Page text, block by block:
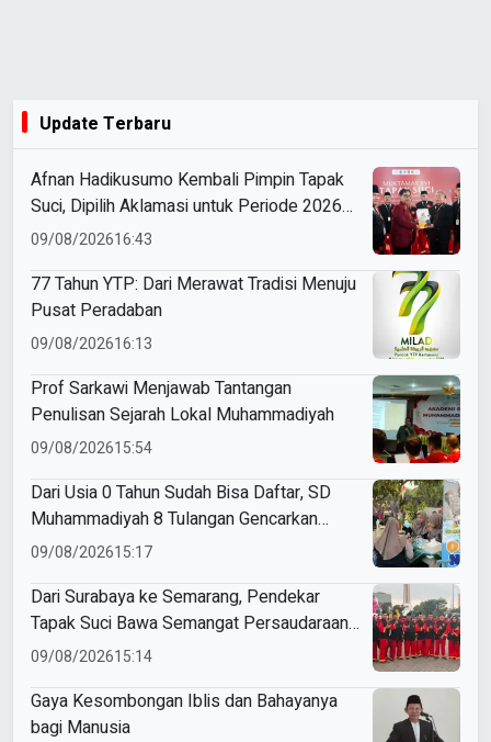
Update Terbaru
Afnan Hadikusumo Kembali Pimpin Tapak
Suci, Dipilih Aklamasi untuk Periode 2026–
2031
09/08/202616:43
77 Tahun YTP: Dari Merawat Tradisi Menuju
Pusat Peradaban
09/08/202616:13
Prof Sarkawi Menjawab Tantangan
Penulisan Sejarah Lokal Muhammadiyah
09/08/202615:54
Dari Usia 0 Tahun Sudah Bisa Daftar, SD
Muhammadiyah 8 Tulangan Gencarkan
SPMB
09/08/202615:17
Dari Surabaya ke Semarang, Pendekar
Tapak Suci Bawa Semangat Persaudaraan
di Muktamar XVI
09/08/202615:14
Gaya Kesombongan Iblis dan Bahayanya
bagi Manusia